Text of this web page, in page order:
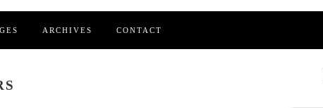
ARCHIVES CONTACT